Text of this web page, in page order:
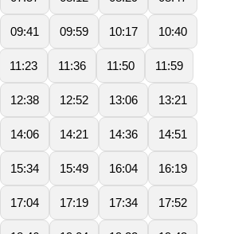
09:41 09:59 10:17 10:40
11:23 11:36 11:50 11:59
12:38 12:52 13:06 13:21
14:06 14:21 14:36 14:51
15:34 15:49 16:04 16:19
17:04 17:19 17:34 17:52